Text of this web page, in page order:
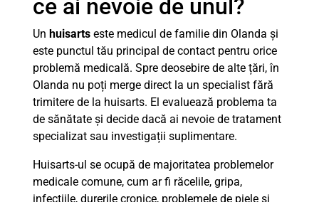
ce ai nevoie de unul?
Un huisarts este medicul de familie din Olanda și
este punctul tău principal de contact pentru orice
problemă medicală. Spre deosebire de alte țări, în
Olanda nu poți merge direct la un specialist fără
trimitere de la huisarts. El evaluează problema ta
de sănătate și decide dacă ai nevoie de tratament
specializat sau investigații suplimentare.
Huisarts-ul se ocupă de majoritatea problemelor
medicale comune, cum ar fi răcelile, gripa,
infecțiile, durerile cronice, problemele de piele și